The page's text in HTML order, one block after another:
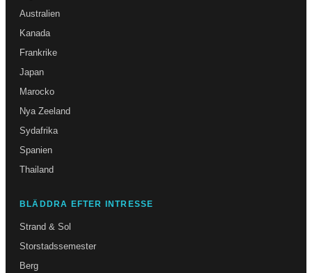
Australien
Kanada
Frankrike
Japan
Marocko
Nya Zeeland
Sydafrika
Spanien
Thailand
BLÄDDRA EFTER INTRESSE
Strand & Sol
Storstadssemester
Berg